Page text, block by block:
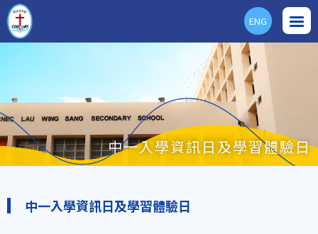
ENG
中一入學資訊日及學習體驗日
中一入學資訊日及學習體驗日